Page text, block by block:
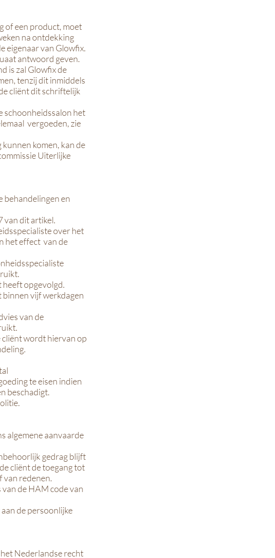
of een product, moet
na ontdekking
eigenaar van Glowfix.
antwoord geven.
is zal Glowfix de
tenzij dit inmiddels
cliënt dit schriftelijk
schoonheidssalon het
vergoeden, zie
komen, kan de
Uiterlijke
behandelingen en
van dit artikel.
over het
het effect van de
heeft opgevolgd.
binnen vijf werkdagen
van de
cliënt wordt hiervan op
te eisen indien
beschadigt.
algemene aanvaarde
gedrag blijft
cliënt de toegang tot
van redenen.
de HAM code van
de persoonlijke
Nederlandse recht